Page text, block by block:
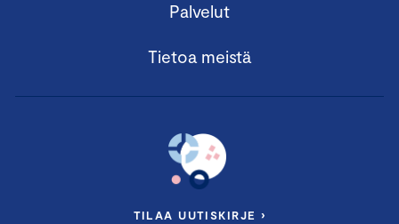
Palvelut
Tietoa meistä
TILAA UUTISKIRJE ›